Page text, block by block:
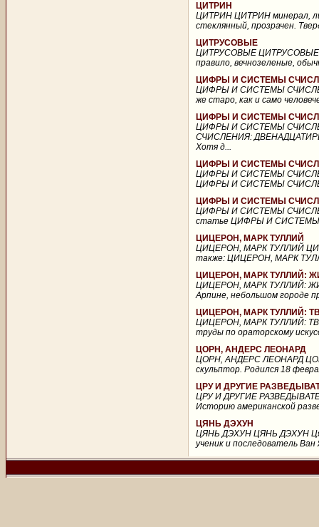
ЦИТРИН
ЦИТРИН ЦИТРИН минерал,
стеклянный, прозрачен.
ЦИТРУСОВЫЕ
ЦИТРУСОВЫЕ ЦИТРУСОВЫЕ
правило, вечнозеленые,
ЦИФРЫ И СИСТЕМЫ
ЦИФРЫ И СИСТЕМЫ
же старо, как и само
ЦИФРЫ И СИСТЕМЫ
ЦИФРЫ И СИСТЕМЫ
СЧИСЛЕНИЯ:
Хотя д...
ЦИФРЫ И СИСТЕМЫ
ЦИФРЫ И СИСТЕМЫ
ЦИФРЫ И СИСТЕМЫ
ЦИФРЫ И СИСТЕМЫ
ЦИФРЫ И СИСТЕМЫ
статье ЦИФРЫ И СИСТЕМЫ
ЦИЦЕРОН, МАРК ТУЛЛИЙ
ЦИЦЕРОН, МАРК ТУЛЛИЙ
также: ЦИЦЕРОН, МАРК
ЦИЦЕРОН, МАРК ТУЛЛИЙ:
ЦИЦЕРОН, МАРК ТУЛЛИЙ:
Арпине, небольшом городе
ЦИЦЕРОН, МАРК ТУЛЛИЙ:
ЦИЦЕРОН, МАРК ТУЛЛИЙ:
труды по ораторскому
ЦОРН, АНДЕРС ЛЕОНАРД
ЦОРН, АНДЕРС ЛЕОНАРД
скульптор. Родился 18
ЦРУ И ДРУГИЕ
ЦРУ И ДРУГИЕ
Историю американской
ЦЯНЬ ДЭХУН
ЦЯНЬ ДЭХУН ЦЯНЬ ДЭХУН
ученик и последователь